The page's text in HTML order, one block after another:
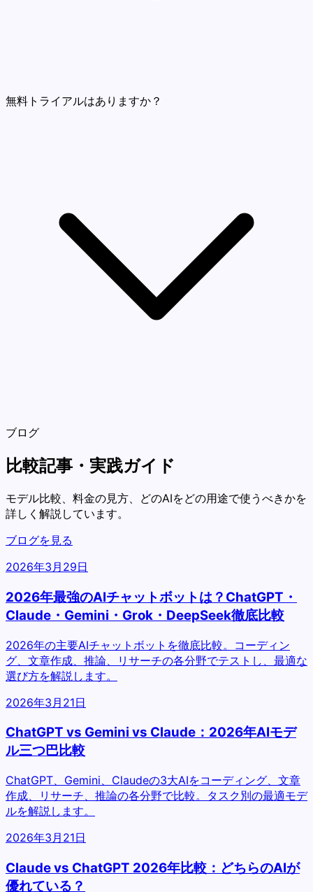
無料トライアルはありますか？
ブログ
比較記事・実践ガイド
モデル比較、料金の見方、どのAIをどの用途で使うべきかを
詳しく解説しています。
ブログを見る
2026年3月29日
2026年最強のAIチャットボットは？ChatGPT・
Claude・Gemini・Grok・DeepSeek徹底比較
2026年の主要AIチャットボットを徹底比較。コーディン
グ、文章作成、推論、リサーチの各分野でテストし、最適な
選び方を解説します。
2026年3月21日
ChatGPT vs Gemini vs Claude：2026年AIモデ
ル三つ巴比較
ChatGPT、Gemini、Claudeの3大AIをコーディング、文章
作成、リサーチ、推論の各分野で比較。タスク別の最適モデ
ルを解説します。
2026年3月21日
Claude vs ChatGPT 2026年比較：どちらのAIが
優れている？